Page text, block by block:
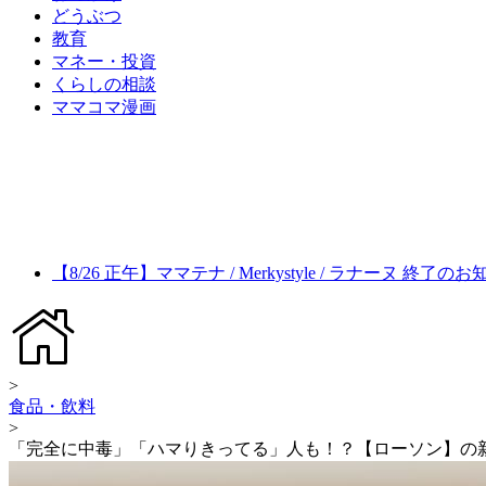
どうぶつ
教育
マネー・投資
くらしの相談
ママコマ漫画
【8/26 正午】ママテナ / Merkystyle / ラナーヌ 終了のお
>
食品・飲料
>
「完全に中毒」「ハマりきってる」人も！？【ローソン】の